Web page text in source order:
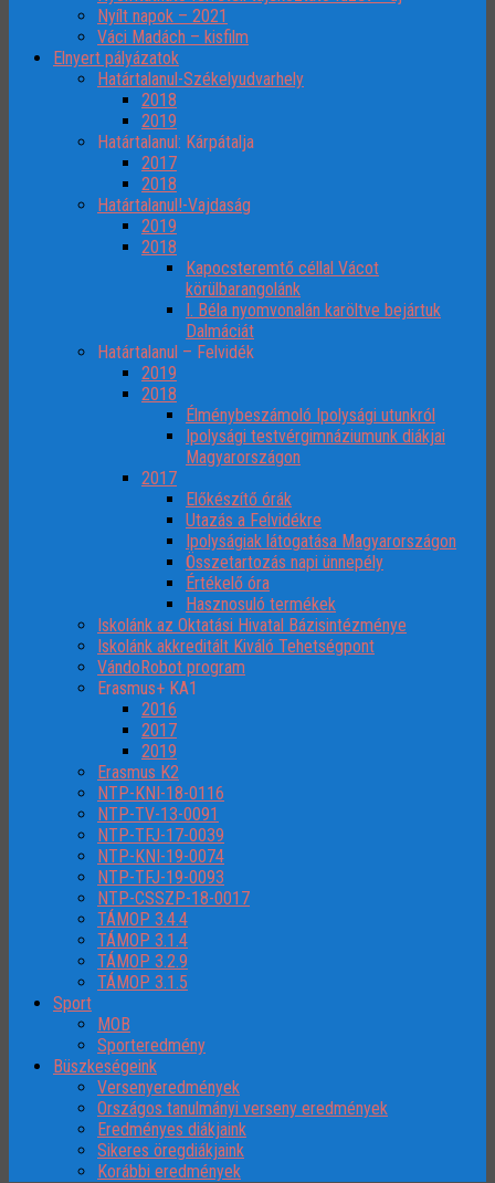
Nyílt napok – 2021
Váci Madách – kisfilm
Elnyert pályázatok
Határtalanul-Székelyudvarhely
2018
2019
Határtalanul: Kárpátalja
2017
2018
Határtalanul!-Vajdaság
2019
2018
Kapocsteremtő céllal Vácot
körülbarangolánk
I. Béla nyomvonalán karöltve bejártuk
Dalmáciát
Határtalanul – Felvidék
2019
2018
Élménybeszámoló Ipolysági utunkról
Ipolysági testvérgimnáziumunk diákjai
Magyarországon
2017
Előkészítő órák
Utazás a Felvidékre
Ipolyságiak látogatása Magyarországon
Összetartozás napi ünnepély
Értékelő óra
Hasznosuló termékek
Iskolánk az Oktatási Hivatal Bázisintézménye
Iskolánk akkreditált Kiváló Tehetségpont
VándoRobot program
Erasmus+ KA1
2016
2017
2019
Erasmus K2
NTP-KNI-18-0116
NTP-TV-13-0091
NTP-TFJ-17-0039
NTP-KNI-19-0074
NTP-TFJ-19-0093
NTP-CSSZP-18-0017
TÁMOP 3.4.4
TÁMOP 3.1.4
TÁMOP 3.2.9
TÁMOP 3.1.5
Sport
MOB
Sporteredmény
Büszkeségeink
Versenyeredmények
Országos tanulmányi verseny eredmények
Eredményes diákjaink
Sikeres öregdiákjaink
Korábbi eredmények